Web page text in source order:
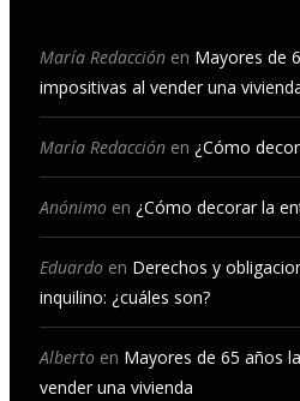
b
o
o
a
g
r
m
María Redacción en Mayores de
impositivas al vender una
María Redacción en ¿Cómo
Anónimo en ¿Cómo decorar la
Eduardo en Derechos y
inquilino: ¿cuáles son?
Alberto en Mayores de 65 años
vender una vivienda